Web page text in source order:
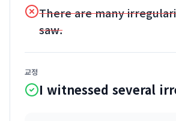
There are many
saw.
교정
I witnessed several